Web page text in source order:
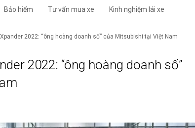
Bảo hiểm Tư vấn mua xe Kinh nghiệm lái xe
2022: “ông hoàng doanh số” của Mitsubishi tại Việt Nam
2022: “ông hoàng doanh số”